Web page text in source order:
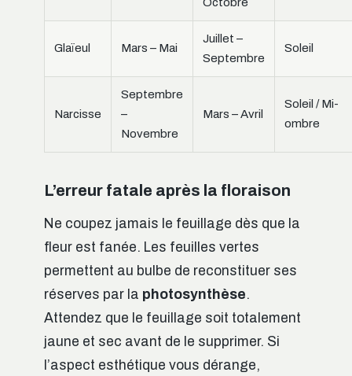
Glaïeul Mars – Mai
Juillet –
Septembre
Soleil
Narcisse
Septembre
–
Novembre
Mars – Avril
Soleil / Mi-
ombre
L’erreur fatale après la floraison
Ne coupez jamais le feuillage dès que la
fleur est fanée. Les feuilles vertes
permettent au bulbe de reconstituer ses
réserves par la photosynthèse.
Attendez que le feuillage soit totalement
jaune et sec avant de le supprimer. Si
l’aspect esthétique vous dérange,